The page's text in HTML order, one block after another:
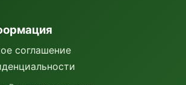
соглашение